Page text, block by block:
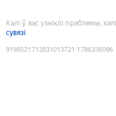
Калі ў вас узніклі праблемы,
сувязі
9198521712831013721 :1786336096